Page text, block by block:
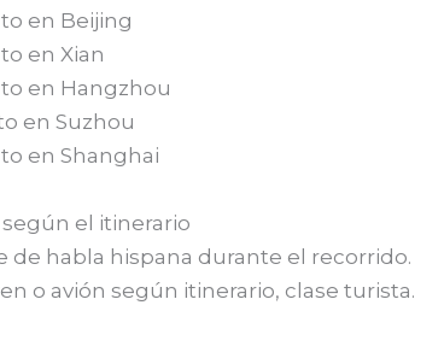
en Beijing
en Xian
en Hangzhou
en Suzhou
en Shanghai
según el itinerario
de habla hispana durante el recorrido.
o avión según itinerario, clase turista.